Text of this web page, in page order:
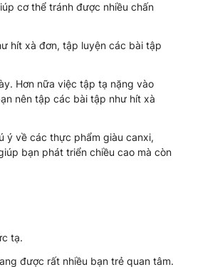
cơ thể tránh được nhiều chấn
hít xà đơn, tập luyện các bài tập
Hơn nữa việc tập tạ nặng vào
nên tập các bài tập như hít xà
ý về các thực phẩm giàu canxi,
bạn phát triển chiều cao mà còn
tạ.
được rất nhiều bạn trẻ quan tâm.